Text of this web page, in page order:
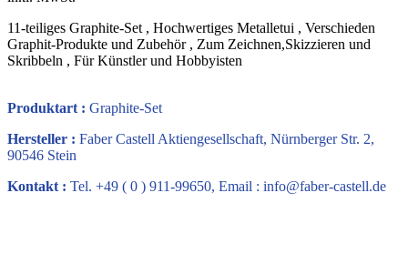
11-teiliges Graphite-Set , Hochwertiges Metalletui , Verschieden
Graphit-Produkte und Zubehör , Zum Zeichnen,Skizzieren und
Skribbeln , Für Künstler und Hobbyisten
Produktart : Graphite-Set
Hersteller : Faber Castell Aktiengesellschaft, Nürnberger Str. 2,
90546 Stein
Kontakt : Tel. +49 ( 0 ) 911-99650, Email : info@faber-castell.de